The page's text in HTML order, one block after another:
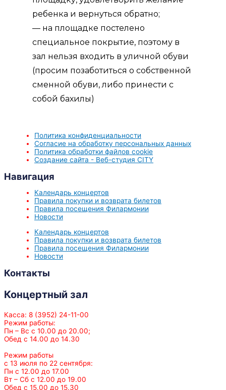
ребенка и вернуться обратно;
— на площадке постелено
специальное покрытие, поэтому в
зал нельзя входить в уличной обуви
(просим позаботиться о собственной
сменной обуви, либо принести с
собой бахилы)
Политика конфиденциальности
Согласие на обработку персональных данных
Политика обработки файлов cookie
Создание сайта - Веб-студия CITY
Навигация
Календарь концертов
Правила покупки и возврата билетов
Правила посещения Филармонии
Новости
Календарь концертов
Правила покупки и возврата билетов
Правила посещения Филармонии
Новости
Контакты
Концертный зал
Касса: 8 (3952) 24-11-00
Режим работы:
Пн – Вс с 10.00 до 20.00;
Обед с 14.00 до 14.30
Режим работы
с 13 июля по 22 сентября:
Пн с 12.00 до 17.00
Вт – Сб с 12.00 до 19.00
Обед с 15.00 до 15.30